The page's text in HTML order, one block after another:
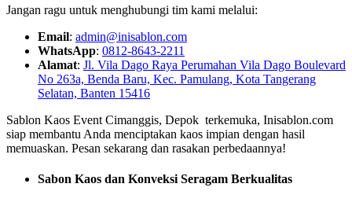
Jangan ragu untuk menghubungi tim kami melalui:
Email: admin@inisablon.com
WhatsApp: 0812-8643-2211
Alamat: Jl. Vila Dago Raya Perumahan Vila Dago Boulevard
No 263a, Benda Baru, Kec. Pamulang, Kota Tangerang
Selatan, Banten 15416
Sablon Kaos Event Cimanggis, Depok terkemuka, Inisablon.com
siap membantu Anda menciptakan kaos impian dengan hasil
memuaskan. Pesan sekarang dan rasakan perbedaannya!
Sabon Kaos dan Konveksi Seragam Berkualitas